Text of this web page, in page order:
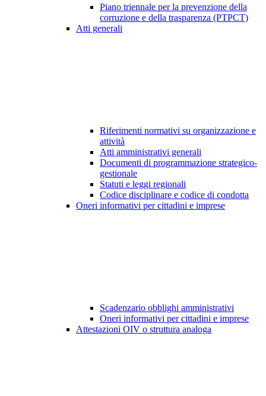
Piano triennale per la prevenzione della
corruzione e della trasparenza (PTPCT)
Atti generali
Riferimenti normativi su organizzazione e
attività
Atti amministrativi generali
Documenti di programmazione strategico-
gestionale
Statuti e leggi regionali
Codice disciplinare e codice di condotta
Oneri informativi per cittadini e imprese
Scadenzario obblighi amministrativi
Oneri informativi per cittadini e imprese
Attestazioni OIV o struttura analoga